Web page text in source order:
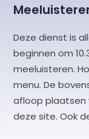
Deze dienst is
beginnen om
meeluisteren.
menu. De
afloop plaatsen
deze site. Ook